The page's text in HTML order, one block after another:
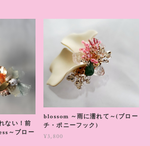
ない！前
～ブロー
blossom ～雨に濡れて～(ブロー
チ・ポニーフック)
¥3,800